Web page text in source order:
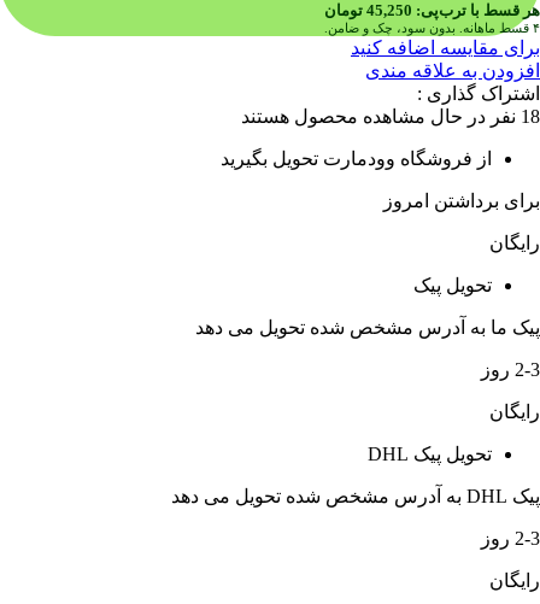
هر قسط با ترب‌پی: 45,250 تومان
۴ قسط ماهانه. بدون سود، چک و ضامن.
برای مقایسه اضافه کنید
افزودن به علاقه مندی
اشتراک گذاری :
18 نفر در حال مشاهده محصول هستند
از فروشگاه وودمارت تحویل بگیرید
برای برداشتن امروز
رایگان
تحویل پیک
پیک ما به آدرس مشخص شده تحویل می دهد
2-3 روز
رایگان
تحویل پیک DHL
پیک DHL به آدرس مشخص شده تحویل می دهد
2-3 روز
رایگان